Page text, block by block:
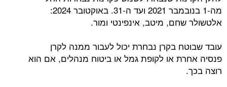
מה-1 בנובמבר 2021 ועד ה-31. באוקטובר 2024:
אלטשולר שחם, מיטב, אינפינטי ומור.
עובד שבוטח בקרן נבחרת יכול לעבור ממנה לקרן
פנסיה אחרת או לקופת גמל או ביטוח מנהלים, אם הוא
רוצה בכך.